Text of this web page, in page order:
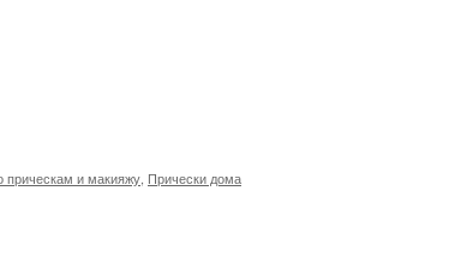
прическам и макияжу Прически дома